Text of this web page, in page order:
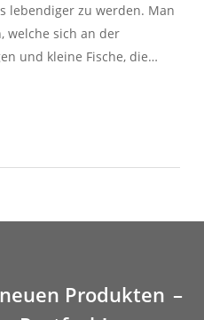
lebendiger zu werden. Man
welche sich an der
und kleine Fische, die…
neuen Produkten –